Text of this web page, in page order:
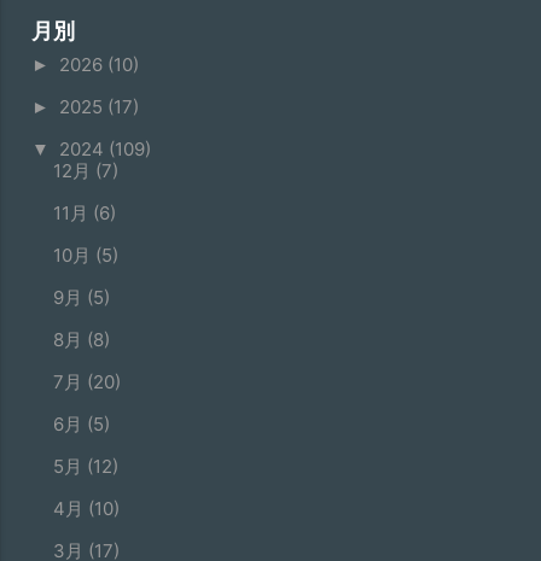
月別
► 2026 (10)
► 2025 (17)
▼ 2024 (109)
12月 (7)
11月 (6)
10月 (5)
9月 (5)
8月 (8)
7月 (20)
6月 (5)
5月 (12)
4月 (10)
3月 (17)